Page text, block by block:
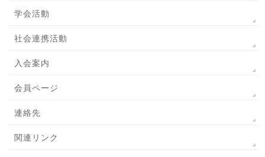
学会活動
社会連携活動
入会案内
会員ページ
連絡先
関連リンク